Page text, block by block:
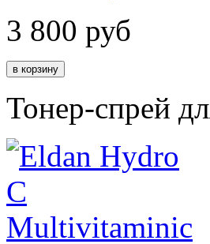
3 800 руб
Тонер-спрей